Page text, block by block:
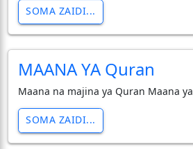
SOMA ZAIDI...
MAANA YA Quran
Maana na majina ya Quran Maana
SOMA ZAIDI...